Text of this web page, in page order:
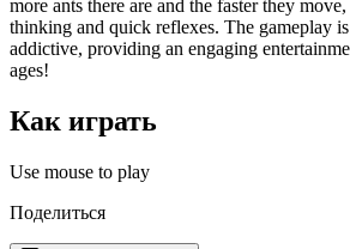
more ants there are and the faster they
thinking and quick reflexes. The gameplay
addictive, providing an engaging
ages!
Как играть
Use mouse to play
Поделиться